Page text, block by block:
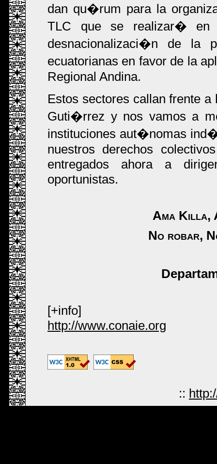
dan qu�rum para la
TLC que se realizar� en
desnacionalizaci�n de la
ecuatorianas en favor de la
Regional Andina.
Estos sectores callan frente
Guti�rrez y nos vamos a
instituciones aut�nomas
nuestros derechos
entregados ahora a
oportunistas.
Ama Killa,
No robar,
[+info]
http://www.conaie.org
::